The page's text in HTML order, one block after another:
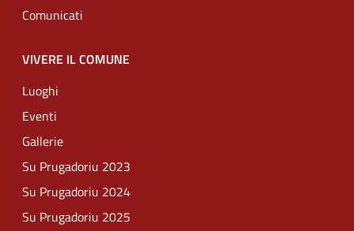
Comunicati
VIVERE IL COMUNE
Luoghi
Eventi
Gallerie
Su Prugadoriu 2023
Su Prugadoriu 2024
Su Prugadoriu 2025